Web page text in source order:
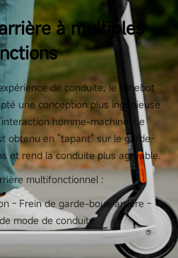
à multiples
de conduite, le Ninebot
une conception plus ingénieuse
homme-machine. Le
obtenu en "tapant" sur le garde-
et rend la conduite plus agréable.
multifonctionnel :
- Frein de garde-boue arrière -
mode de conduite.